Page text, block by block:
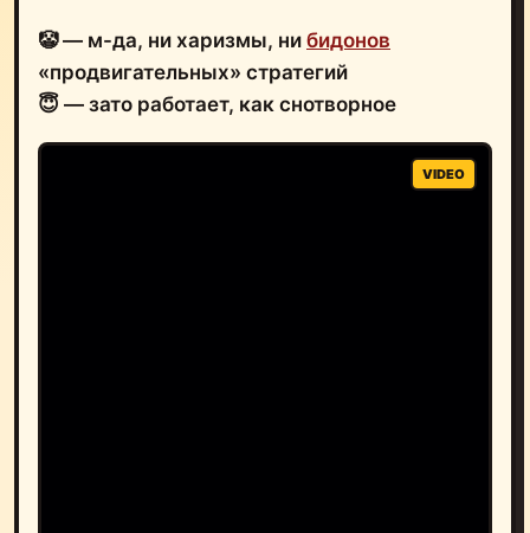
🤡 — м-да, ни харизмы, ни бидонов
«продвигательных» стратегий
😇 — зато работает, как снотворное